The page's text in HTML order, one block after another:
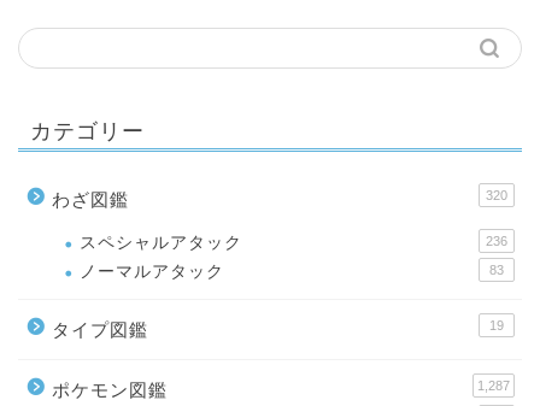
カテゴリー
わざ図鑑 320
スペシャルアタック 236
ノーマルアタック 83
タイプ図鑑 19
ポケモン図鑑 1,287